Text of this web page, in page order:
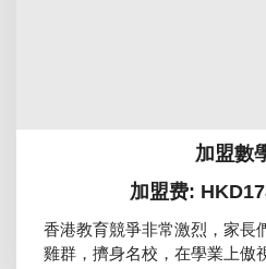
加盟數
加盟费:
香港教育競爭非常激烈，家長
雞群，擠身名校，在學業上傲